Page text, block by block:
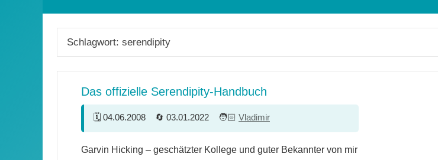
Schlagwort: serendipity
Das offizielle Serendipity-Handbuch
04.06.2008 03.01.2022 Vladimir
Garvin Hicking – geschätzter Kollege und guter Bekannter von mir